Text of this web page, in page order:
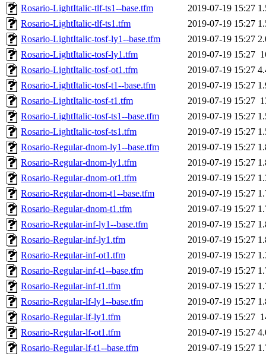
Rosario-LightItalic-tlf-ts1--base.tfm
2019-07-19 15:27
Rosario-LightItalic-tlf-ts1.tfm
2019-07-19 15:27
Rosario-LightItalic-tosf-ly1--base.tfm
2019-07-19 15:27
Rosario-LightItalic-tosf-ly1.tfm
2019-07-19 15:27
Rosario-LightItalic-tosf-ot1.tfm
2019-07-19 15:27
Rosario-LightItalic-tosf-t1--base.tfm
2019-07-19 15:27
Rosario-LightItalic-tosf-t1.tfm
2019-07-19 15:27
Rosario-LightItalic-tosf-ts1--base.tfm
2019-07-19 15:27
Rosario-LightItalic-tosf-ts1.tfm
2019-07-19 15:27
Rosario-Regular-dnom-ly1--base.tfm
2019-07-19 15:27
Rosario-Regular-dnom-ly1.tfm
2019-07-19 15:27
Rosario-Regular-dnom-ot1.tfm
2019-07-19 15:27
Rosario-Regular-dnom-t1--base.tfm
2019-07-19 15:27
Rosario-Regular-dnom-t1.tfm
2019-07-19 15:27
Rosario-Regular-inf-ly1--base.tfm
2019-07-19 15:27
Rosario-Regular-inf-ly1.tfm
2019-07-19 15:27
Rosario-Regular-inf-ot1.tfm
2019-07-19 15:27
Rosario-Regular-inf-t1--base.tfm
2019-07-19 15:27
Rosario-Regular-inf-t1.tfm
2019-07-19 15:27
Rosario-Regular-lf-ly1--base.tfm
2019-07-19 15:27
Rosario-Regular-lf-ly1.tfm
2019-07-19 15:27
Rosario-Regular-lf-ot1.tfm
2019-07-19 15:27
Rosario-Regular-lf-t1--base.tfm
2019-07-19 15:27